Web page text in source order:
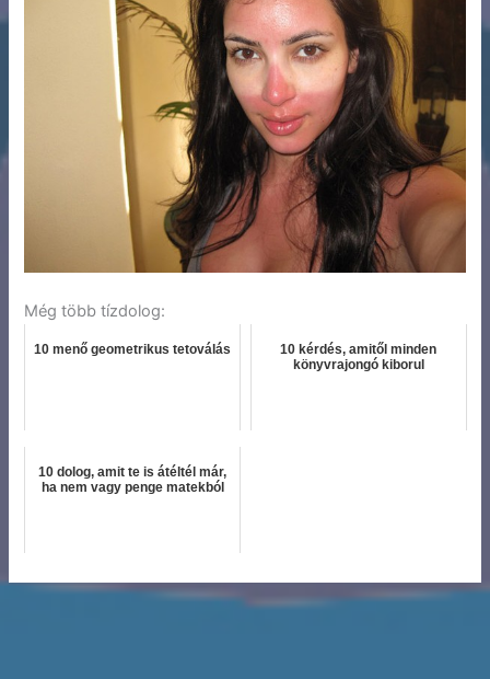
Még több tízdolog:
10 menő geometrikus tetoválás
10 kérdés, amitől minden
könyvrajongó kiborul
10 dolog, amit te is átéltél már,
ha nem vagy penge matekból